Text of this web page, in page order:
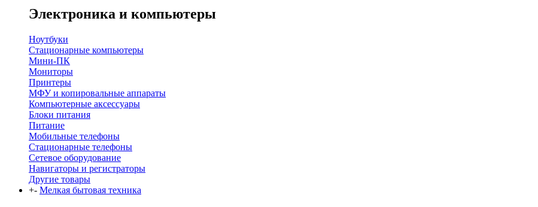
Электроника и компьютеры
Ноутбуки
Стационарные компьютеры
Мини-ПК
Мониторы
Принтеры
МФУ и копировальные аппараты
Компьютерные аксессуары
Блоки питания
Питание
Мобильные телефоны
Стационарные телефоны
Сетевое оборудование
Навигаторы и регистраторы
Другие товары
+- Мелкая бытовая техника